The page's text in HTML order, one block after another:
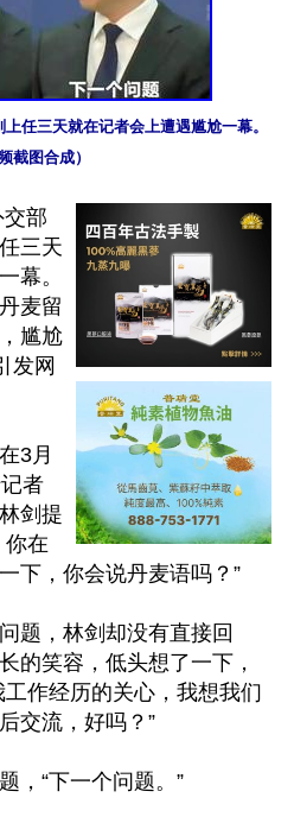
任三天就在记者会上遭遇尴尬一幕。
截图合成）
交部
三天
幕。
麦留
尴尬
发网
3月
者
剑提
你在
下，你会说丹麦语吗？”
题，林剑却没有直接回
的笑容，低头想了一下，
作经历的关心，我想我们
交流，好吗？”
，“下一个问题。”